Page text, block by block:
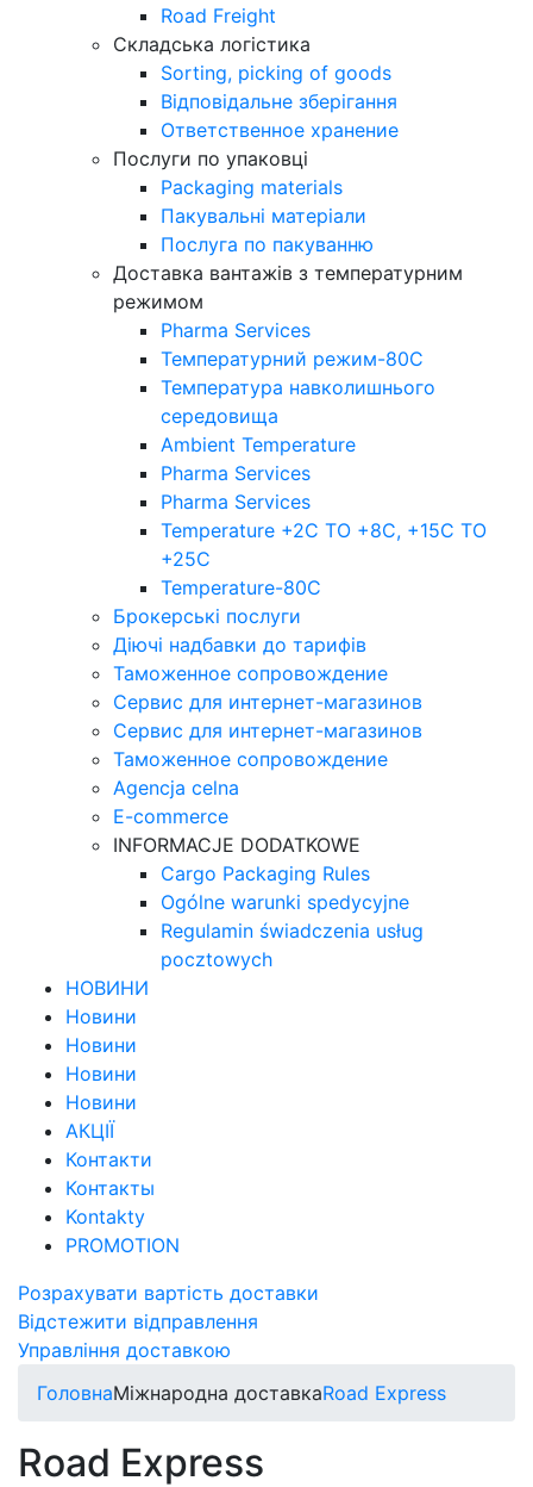
Road Freight
Складська логістика
Sorting, picking of goods
Відповідальне зберігання
Ответственное хранение
Послуги по упаковці
Packaging materials
Пакувальнi матерiали
Послуга по пакуванню
Доставка вантажів з температурним
режимом
Pharma Services
Температурний режим-80С
Температура навколишнього
середовища
Ambient Temperature
Pharma Services
Pharma Services
Temperature +2C TO +8С, +15C TO
+25С
Temperature-80С
Брокерські послуги
Діючі надбавки до тарифів
Таможенное сопровождение
Сервис для интернет-магазинов
Сервис для интернет-магазинов
Таможенное сопровождение
Agencja celna
E-commerce
INFORMACJE DODATKOWE
Cargo Packaging Rules
Ogólne warunki spedycyjne
Regulamin świadczenia usług
pocztowych
НОВИНИ
Новини
Новини
Новини
Новини
АКЦІЇ
Контакти
Контакты
Kontakty
PROMOTION
Розрахувати вартість доставки
Відстежити відправлення
Управління доставкою
ГоловнаМіжнародна доставкаRoad Express
Road Express